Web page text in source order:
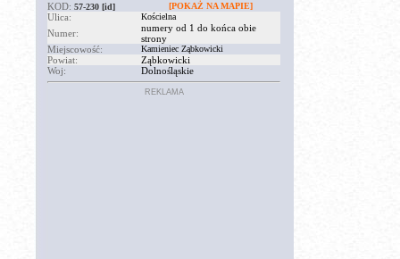
KOD: 57-230 [id] [POKAŻ NA MAPIE]
Ulica: Kościelna
Numer:
numery od 1 do końca obie
strony
Miejscowość:
Kamieniec Ząbkowicki
Powiat:
Ząbkowicki
Woj:
Dolnośląskie
REKLAMA